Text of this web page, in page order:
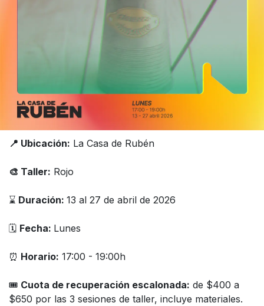
📍 Ubicación: La Casa de Rubén
🎨 Taller: Rojo
⌛️ Duración: 13 al 27 de abril de 2026
🗓 Fecha: Lunes
⏰ Horario: 17:00 - 19:00h
🎟 Cuota de recuperación escalonada: de $400 a
$650 por las 3 sesiones de taller, incluye materiales.